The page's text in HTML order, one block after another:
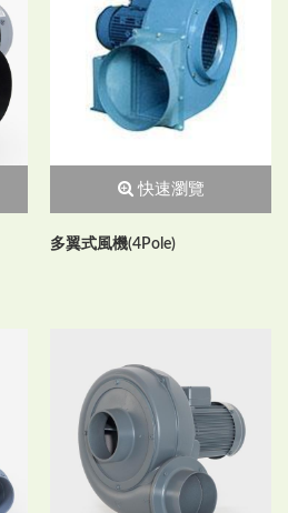
快速瀏覽
多翼式風機(4Pole)